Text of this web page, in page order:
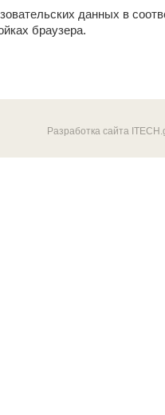
данных в
браузера.
Разработка сайта